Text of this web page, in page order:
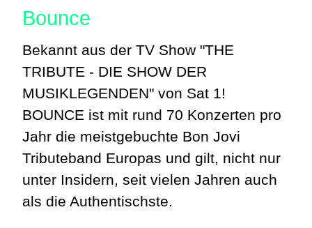
Bounce
Bekannt aus der TV Show "THE
TRIBUTE - DIE SHOW DER
MUSIKLEGENDEN" von Sat 1!
BOUNCE ist mit rund 70 Konzerten pro
Jahr die meistgebuchte Bon Jovi
Tributeband Europas und gilt, nicht nur
unter Insidern, seit vielen Jahren auch
als die Authentischste.